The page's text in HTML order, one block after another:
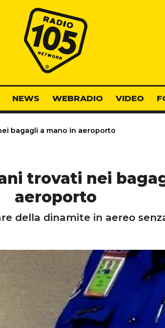
Radio 105
NEWS WEBRADIO VIDEO
bagagli a mano in aeroporto
trovati nei
aeroporto
della dinamite in aereo